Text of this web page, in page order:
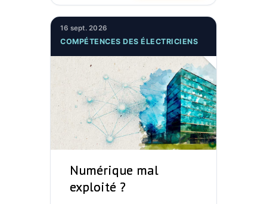
16 sept. 2026
COMPÉTENCES DES ÉLECTRICIENS
Numérique mal
exploité ?